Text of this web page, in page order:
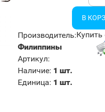
Производитель:
Филиппины
Артикул:
Наличие: 1 шт.
Единица: 1 шт.
Купить